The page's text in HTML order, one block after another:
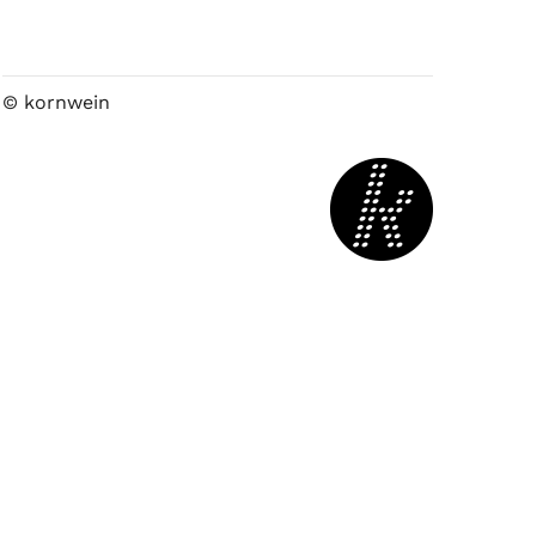
© kornwein